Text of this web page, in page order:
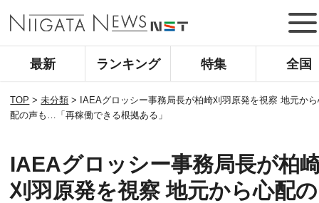
最新 ランキング 特集 全国
TOP >未分類 > IAEAグロッシー事務局長が柏崎刈羽原発を視察 地元か
配の声も…「再稼働できる根拠ある」
IAEAグロッシー事務局長が柏
刈羽原発を視察 地元から心配の